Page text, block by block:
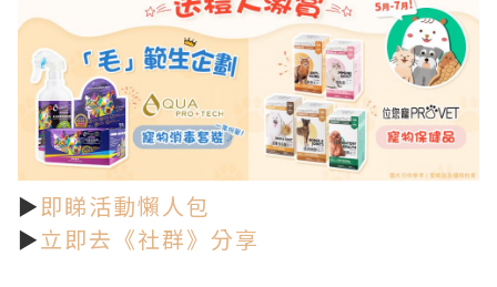
►即睇活動懶人包
►立即去《社群》分享